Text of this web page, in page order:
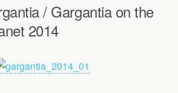
/ Gargantia on the
2014